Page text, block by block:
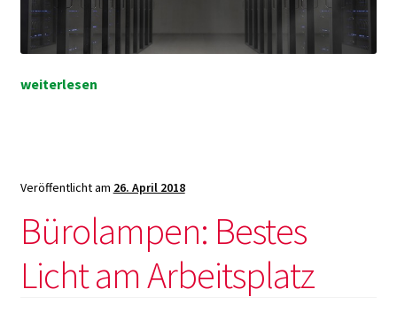
LED
jetzt!
weiterlesen
Veröffentlicht am 26. April 2018
Bürolampen: Bestes
Licht am Arbeitsplatz